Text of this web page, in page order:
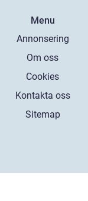
Menu
Annonsering
Om oss
Cookies
Kontakta oss
Sitemap